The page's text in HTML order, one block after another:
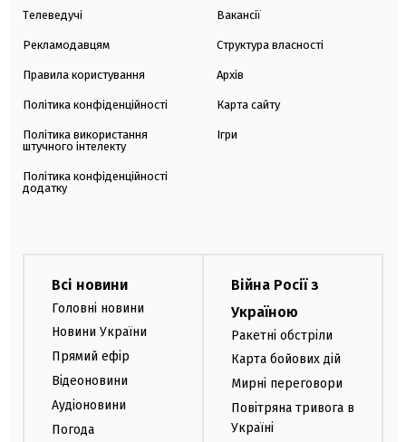
Телеведучі
Рекламодавцям
Правила користування
Політика конфіденційності
Політика використання
штучного інтелекту
Політика конфіденційності
додатку
Вакансії
Структура власності
Архів
Карта сайту
Ігри
Всі новини
Головні новини
Новини України
Прямий ефір
Відеоновини
Аудіоновини
Погода
Війна Росії з
Україною
Ракетні обстріли
Карта бойових дій
Мирні переговори
Повітряна тривога в
Україні